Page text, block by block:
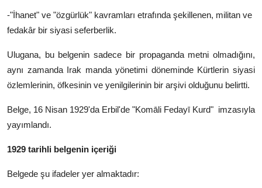
-"İhanet" ve "özgürlük" kavramları etrafında şekillenen, militan ve
fedakâr bir siyasi seferberlik.
Ulugana, bu belgenin sadece bir propaganda metni olmadığını,
aynı zamanda Irak manda yönetimi döneminde Kürtlerin siyasi
özlemlerinin, öfkesinin ve yenilgilerinin bir arşivi olduğunu belirtti.
Belge, 16 Nisan 1929'da Erbil'de "Komāli Fedayī Kurd" imzasıyla
yayımlandı.
1929 tarihli belgenin içeriği
Belgede şu ifadeler yer almaktadır: